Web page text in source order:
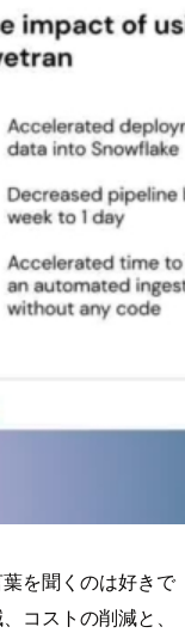
を聞くのは好きで
コストの削減と、